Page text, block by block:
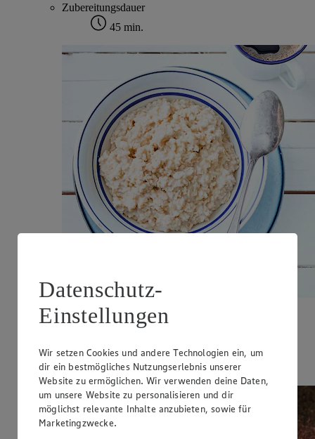
Zubereitungsdauer
45 min.
Hafer-Milchbrei mit Apfel
Zubereitungsdauer
15 min.
Datenschutz-
Einstellungen
Wir setzen Cookies und andere Technologien ein, um
dir ein bestmögliches Nutzungserlebnis unserer
Website zu ermöglichen. Wir verwenden deine Daten,
um unsere Website zu personalisieren und dir
möglichst relevante Inhalte anzubieten, sowie für
Marketingzwecke.